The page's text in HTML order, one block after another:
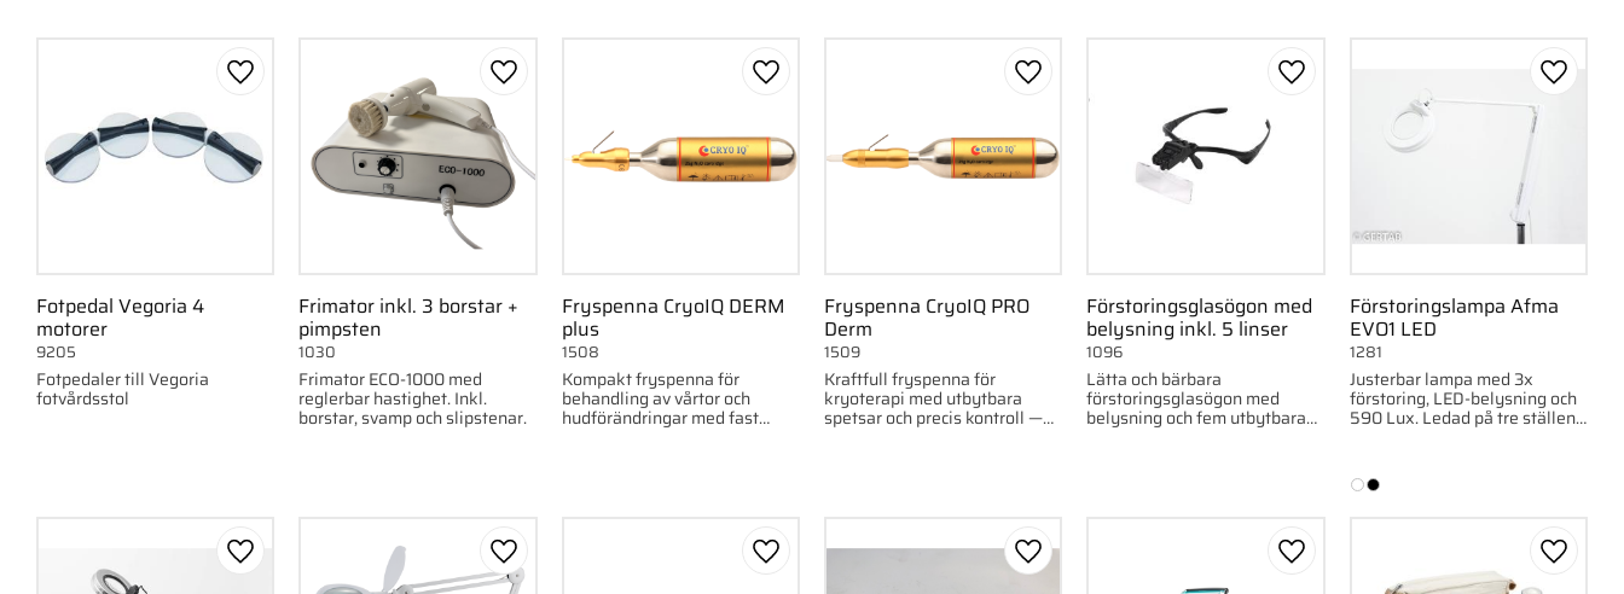
Fotpedal Vegoria 4
motorer
Fotpedaler till Vegoria
fotvårdsstol
9205
Lägg till i favoriter
Frimator inkl. 3 borstar +
pimpsten
Frimator ECO-1000 med
reglerbar hastighet. Inkl.
borstar, svamp och slipstenar.
1030
Lägg till i favoriter
Fryspenna CryoIQ DERM
plus
Kompakt fryspenna för
behandling av vårtor och
hudförändringar med fast
1508
Lägg till i favoriter
Fryspenna CryoIQ PRO
Derm
Kraftfull fryspenna för
kryoterapi med utbytbara
spetsar och precis kontroll —
1509
Lägg till i favoriter
Förstoringsglasögon med
belysning inkl. 5 linser
Lätta och bärbara
förstoringsglasögon med
belysning och fem utbytbara
1096
Lägg till i favoriter
Förstoringslampa Afma
EVO1 LED
Justerbar lampa med 3x
förstoring, LED-belysning och
590 Lux. Ledad på tre ställen
1281
Lägg
Lägg till i favoriter Lägg till i favoriter Lägg till i favoriter Lägg till i favoriter Lägg till i favoriter Lägg